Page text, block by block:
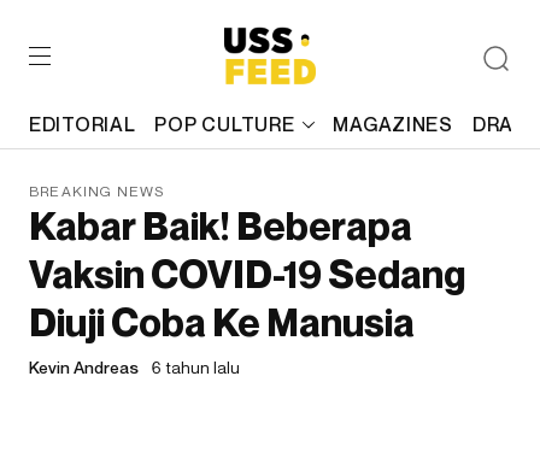
EDITORIAL POP CULTURE MAGAZINES
BREAKING NEWS
Kabar Baik! Beberapa
Vaksin COVID-19 Sedang
Diuji Coba Ke Manusia
Kevin Andreas 6 tahun lalu